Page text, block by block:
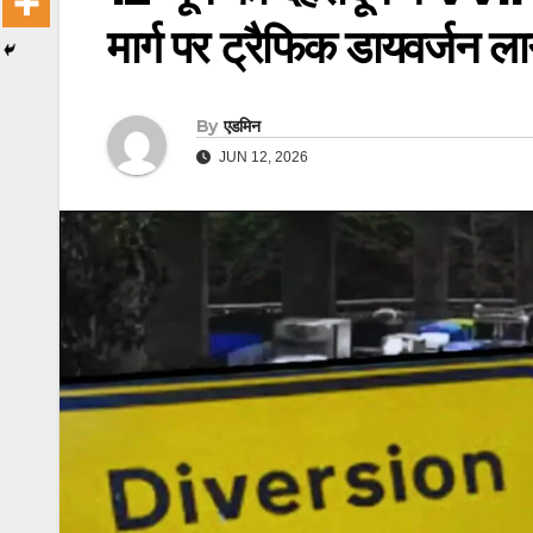
मार्ग पर ट्रैफिक डायवर्जन
By एडमिन
JUN 12, 2026